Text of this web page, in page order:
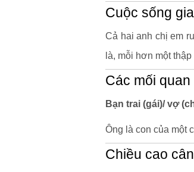
Cuộc sống
Cả hai anh chị em
là, mỗi hơn một
Các mối
Bạn trai (gái)/ vợ
Ông là con của một
Chiều cao